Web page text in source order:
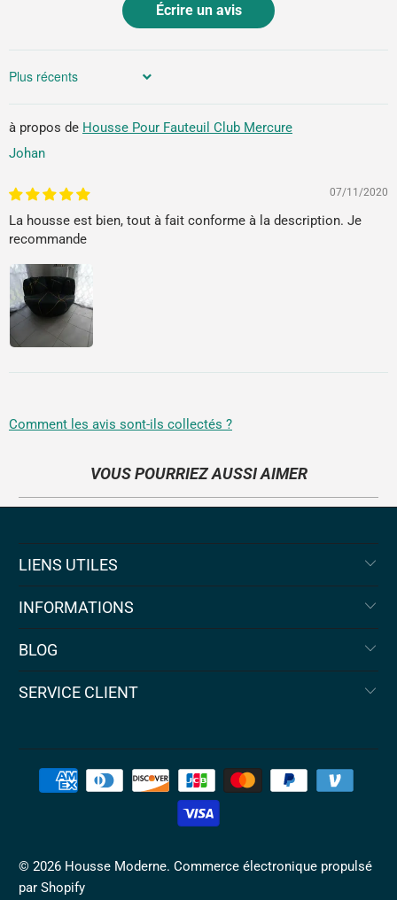
Écrire un avis
Sort by
Housse Pour Fauteuil Club Mercure
Johan
07/11/2020
La housse est bien, tout à fait conforme à la description. Je
recommande
Comment les avis sont-ils collectés ?
VOUS POURRIEZ AUSSI AIMER
LIENS UTILES
INFORMATIONS
BLOG
SERVICE CLIENT
© 2026 Housse Moderne.Commerce électronique propulsé
par Shopify